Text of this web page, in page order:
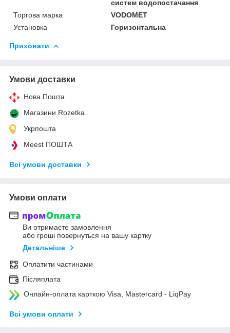
систем водопостачання
Торгова марка
VODOMET
Установка
Горизонтальна
Приховати
Умови доставки
Нова Пошта
Магазини Rozetka
Укрпошта
Meest ПОШТА
Всі умови доставки
Умови оплати
Ви отримаєте замовлення
або гроші повернуться на вашу картку
Детальніше
Оплатити частинами
Післяплата
Онлайн-оплата карткою Visa, Mastercard - LiqPay
Всі умови оплати